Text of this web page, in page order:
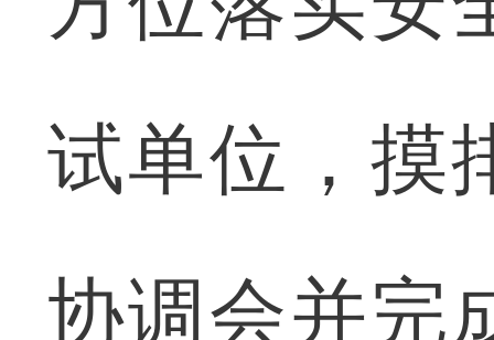
试单位，摸
协调会并完